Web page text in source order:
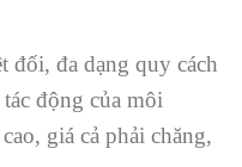
đối, đa dạng quy cách
động của môi
giá cả phải chăng,